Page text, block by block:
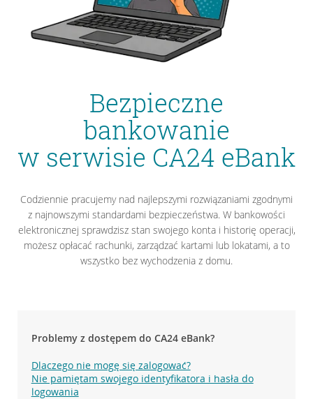
Bezpieczne
bankowanie
w serwisie CA24 eBank
Codziennie pracujemy nad najlepszymi rozwiązaniami zgodnymi
z najnowszymi standardami bezpieczeństwa. W bankowości
elektronicznej sprawdzisz stan swojego konta i historię operacji,
możesz opłacać rachunki, zarządzać kartami lub lokatami, a to
wszystko bez wychodzenia z domu.
Problemy z dostępem do CA24 eBank?
Dlaczego nie mogę się zalogować?
Nie pamiętam swojego identyfikatora i hasła do
logowania